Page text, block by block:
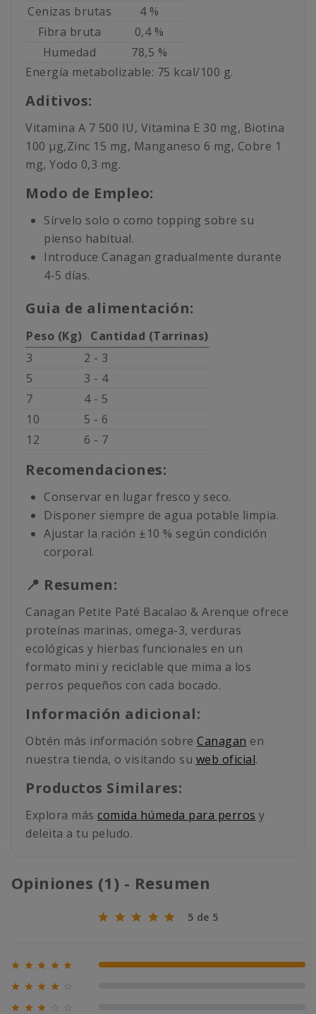
Cenizas brutas
4 %
Fibra bruta
0,4 %
Humedad
78,5 %
Energía metabolizable: 75 kcal/100 g.
Aditivos:
Vitamina A 7 500 IU, Vitamina E 30 mg, Biotina
100 µg,Zinc 15 mg, Manganeso 6 mg, Cobre 1
mg, Yodo 0,3 mg.
Modo de Empleo:
Sírvelo solo o como topping sobre su
pienso habitual.
Introduce Canagan gradualmente durante
4-5 días.
Guia de alimentación:
Peso (Kg) Cantidad (Tarrinas)
3
2 - 3
5
3 - 4
7
4 - 5
10
5 - 6
12
6 - 7
Recomendaciones:
Conservar en lugar fresco y seco.
Disponer siempre de agua potable limpia.
Ajustar la ración ±10 % según condición
corporal.
📍 Resumen:
Canagan Petite Paté Bacalao & Arenque ofrece
proteínas marinas, omega-3, verduras
ecológicas y hierbas funcionales en un
formato mini y reciclable que mima a los
perros pequeños con cada bocado.
Información adicional:
Obtén más información sobre Canagan en
nuestra tienda, o visitando su web oficial.
Productos Similares:
Explora más comida húmeda para perros y
deleita a tu peludo.
Opiniones (1) - Resumen
5 de 5
     100% (1)
   
  